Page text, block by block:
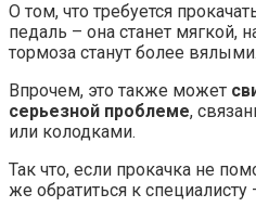
О том, что требуется
педаль – она станет мягкой,
тормоза станут более вялыми.
Впрочем, это также может
серьезной проблеме,
или колодками.
Так что, если прокачка не
же обратиться к